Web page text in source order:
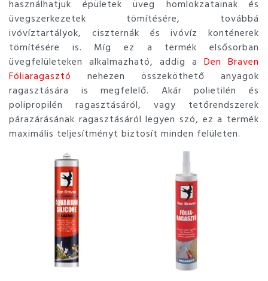
használhatjuk épületek üveg homlokzatainak és
üvegszerkezetek tömítésére, továbbá
ivóvíztartályok, ciszternák és ivóvíz konténerek
tömítésére is. Míg ez a termék elsősorban
üvegfelületeken alkalmazható, addig a Den Braven
Fóliaragasztó nehezen összeköthető anyagok
ragasztására is megfelelő. Akár polietilén és
polipropilén ragasztásáról, vagy tetőrendszerek
párazárásának ragasztásáról legyen szó, ez a termék
maximális teljesítményt biztosít minden felületen.